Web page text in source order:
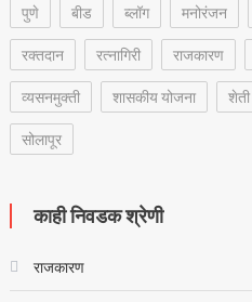
पुणे
बीड ब्लॉग मनोरंजन
रक्‍तदान
रत्नागिरी राजकारण
व्यसनमुक्ती
शासकीय योजना शेती
सोलापूर
काही निवडक श्रेणी
राजकारण